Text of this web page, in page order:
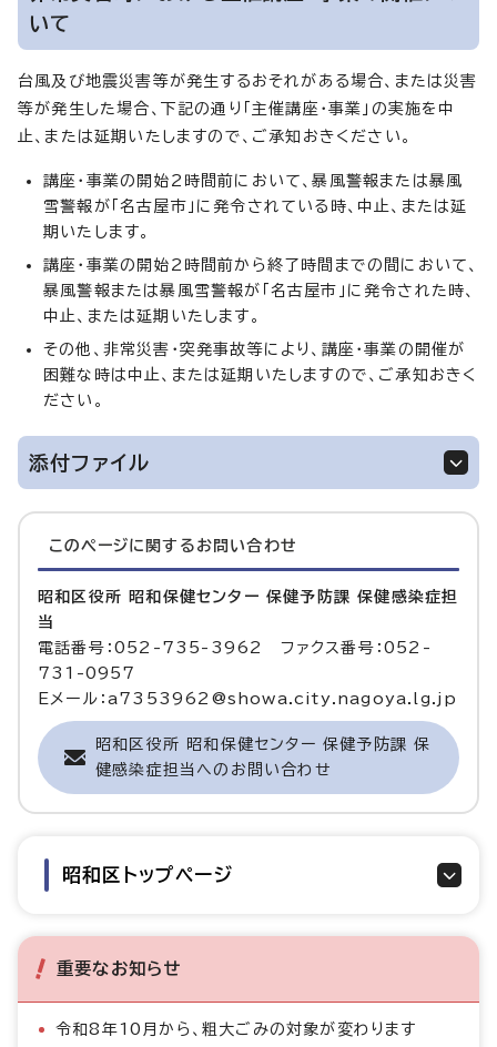
いて
台風及び地震災害等が発生するおそれがある場合、または災害
等が発生した場合、下記の通り「主催講座・事業」の実施を中
止、または延期いたしますので、ご承知おきください。
講座・事業の開始2時間前において、暴風警報または暴風
雪警報が「名古屋市」に発令されている時、中止、または延
期いたします。
講座・事業の開始2時間前から終了時間までの間において、
暴風警報または暴風雪警報が「名古屋市」に発令された時、
中止、または延期いたします。
その他、非常災害・突発事故等により、講座・事業の開催が
困難な時は中止、または延期いたしますので、ご承知おきく
ださい。
添付ファイル
このページに関する お問い合わせ
昭和区役所 昭和保健センター 保健予防課 保健感染症担
当
電話番号：052-735-3962 ファクス番号：052-
731-0957
Eメール：a7353962@showa.city.nagoya.lg.jp
昭和区役所 昭和保健センター 保健予防課 保
健感染症担当へのお問い合わせ
昭和区トップページ
重要なお知らせ
令和8年10月から、粗大ごみの対象が変わります